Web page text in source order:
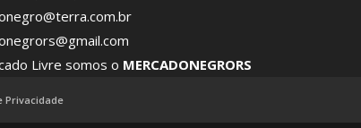
Livre somos o MERCADONEGRORS
Privacidade